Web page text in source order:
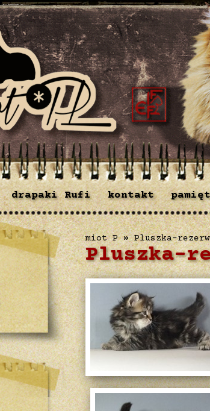
drapaki Rufi kontakt
Pluszka-
miot P»Pluszka-